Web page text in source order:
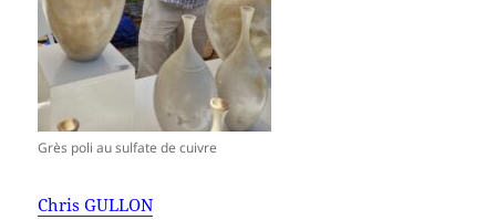
Grès poli au sulfate de cuivre
Chris GULLON